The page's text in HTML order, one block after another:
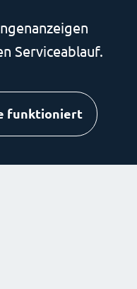
Serviceablauf.
funktioniert